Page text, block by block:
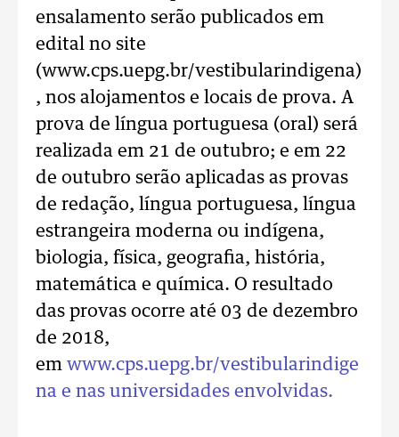
ensalamento serão publicados em
edital no site
(www.cps.uepg.br/vestibularindigena)
, nos alojamentos e locais de prova. A
prova de língua portuguesa (oral) será
realizada em 21 de outubro; e em 22
de outubro serão aplicadas as provas
de redação, língua portuguesa, língua
estrangeira moderna ou indígena,
biologia, física, geografia, história,
matemática e química. O resultado
das provas ocorre até 03 de dezembro
de 2018,
em www.cps.uepg.br/vestibularindige
na e nas universidades envolvidas.